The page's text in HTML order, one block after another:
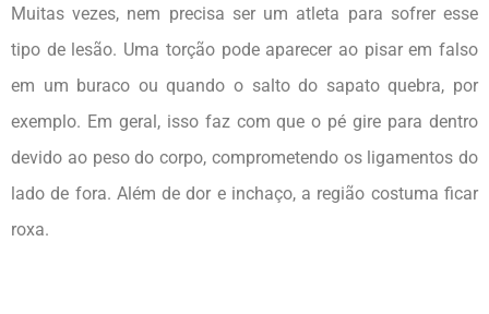
Muitas vezes, nem precisa ser um atleta para sofrer esse
tipo de lesão. Uma torção pode aparecer ao pisar em falso
em um buraco ou quando o salto do sapato quebra, por
exemplo. Em geral, isso faz com que o pé gire para dentro
devido ao peso do corpo, comprometendo os ligamentos do
lado de fora. Além de dor e inchaço, a região costuma ficar
roxa.